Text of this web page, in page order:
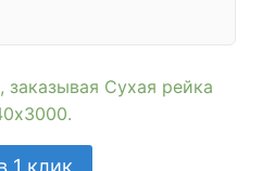
Сухая рейка
1 клик